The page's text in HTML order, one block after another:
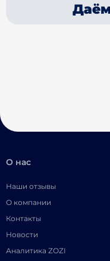
О нас
Наши отзывы
О компании
Контакты
Новости
Аналитика ZOZI